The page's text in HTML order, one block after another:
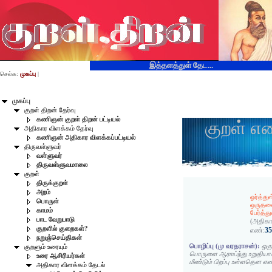
இத்தளத்துள் தேட...
முகப்பு
குறள் திறன் தேர்வு
கணிஞன் குறள் திறன் பட்டியல்
அதிகார விளக்கம் தேர்வு
கணிஞன் அதிகார விளக்கப்பட்டியல்
திருவள்ளுவர்
வள்ளுவர்
திருவள்ளுவமாலை
குறள்
திருக்குறள்
அறம்
பொருள்
காமம்
பாட வேறுபாடு
குறளில் குறைகள்?
நறுஞ்செய்திகள்
குறளும் உரையும்
உரை ஆசிரியர்கள்
அதிகார விளக்கம் தேடல்
செல்க: முகப்பு |
குறள்
எண்:
பொழிப்பு (மு வரதராசன்):
பொருளை ஆராய்ந்து
மீண்டும் பிறப்பு உள்ளதென